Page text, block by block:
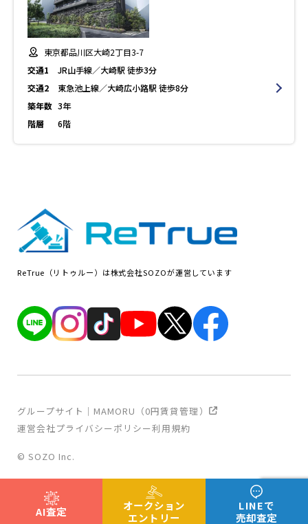
東京都品川区大崎2丁目3-7
交通1
JR山手線／大崎駅 徒歩3分
交通2
東急池上線／大崎広小路駅 徒歩8分
築年数 3年
階層
6階
AI査定
オークション
エントリー
LINEで
売却査定
ReTrue（リトゥルー）は株式会社SOZOが運営しています
運営会社プライバシーポリシー利用規約
グループサイト｜MAMORU（0円賃貸管理）
© SOZO Inc.